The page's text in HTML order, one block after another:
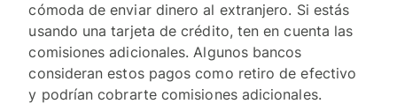
cómoda de enviar dinero al extranjero. Si estás
usando una tarjeta de crédito, ten en cuenta las
comisiones adicionales. Algunos bancos
consideran estos pagos como retiro de efectivo
y podrían cobrarte comisiones adicionales.